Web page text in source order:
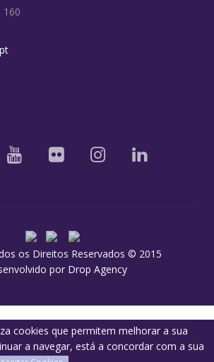
160
os Direitos Reservados © 2015
por Drop Agency
cookies que permitem melhorar a sua
a navegar, está a concordar com a sua